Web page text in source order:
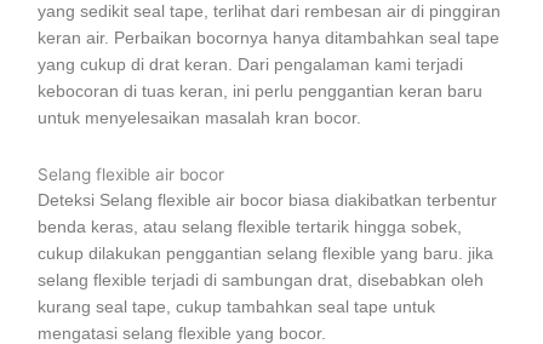
yang sedikit seal tape, terlihat dari rembesan air di pinggiran
keran air. Perbaikan bocornya hanya ditambahkan seal tape
yang cukup di drat keran. Dari pengalaman kami terjadi
kebocoran di tuas keran, ini perlu penggantian keran baru
untuk menyelesaikan masalah kran bocor.
Selang flexible air bocor
Deteksi Selang flexible air bocor biasa diakibatkan terbentur
benda keras, atau selang flexible tertarik hingga sobek,
cukup dilakukan penggantian selang flexible yang baru. jika
selang flexible terjadi di sambungan drat, disebabkan oleh
kurang seal tape, cukup tambahkan seal tape untuk
mengatasi selang flexible yang bocor.